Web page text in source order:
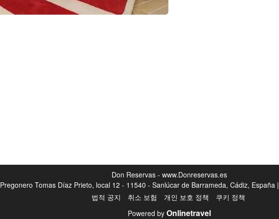
Don Reservas - www.Donreservas.es
Pregonero Tomas Díaz Prieto, local 12 - 11540 - Sanlúcar de Barrameda, Cádiz, España
법적 공지 취소 보험 개인 보호 정책
쿠키 정책
Powered by Onlinetravel